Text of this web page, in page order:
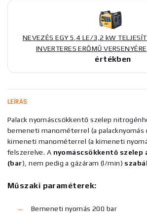
NEVEZÉS EGY 5,4 LE/3,2 kW
INVERTERES ERŐMŰ VERSENYÉRE
értékben
LEÍRÁS
Palack nyomáscsökkentő szelep
bemeneti manométerrel (a palacknyomás
kimeneti manométerrel (a kimeneti
felszerelve. A nyomáscsökkentő szelep
(bar), nem pedig a gázáram (l/min)
Műszaki paraméterek:
Bemeneti nyomás 200 bar